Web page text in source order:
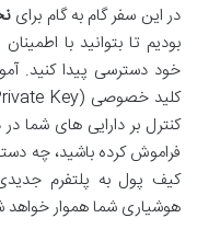
در این سفر گام به گام برای
بودیم تا بتوانید با
کنترل بر دارایی های شما
فراموش کرده باشید، چه
کیف پول به پلتفرم
هوشیاری شما هموار خواهد